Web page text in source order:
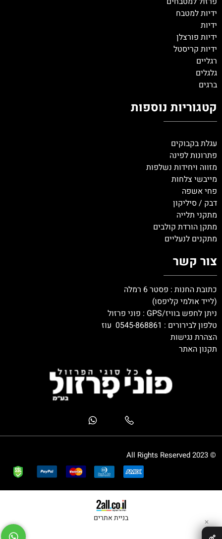
ידיות למטבח
ידיות
ידיות פורצלן
ידיות קריסטל
רגליים
גלגלים
ברגים
קטגוריות נוספות
עגלת בקבוקים
פתרונות לפינה
מזווה ויחידות נשלפות
מייבשי צלחות
פחי אשפה
דבק / סיליקון
מתקני תלייה
מתקן הורדת קולבים
מתקנים לנעליים
צור קשר
כתובת החנות : פסטר 6 רמלה
(לייד אולמי קליפסו)
ניתן לחפש בוויז/GPS : פוני פרזול
טלפון לבירורים : 0545-868861עוז
הצהרת נגישות
תקנון האתר
© 2023 All Rights Reserved
בניית אתרים ✕